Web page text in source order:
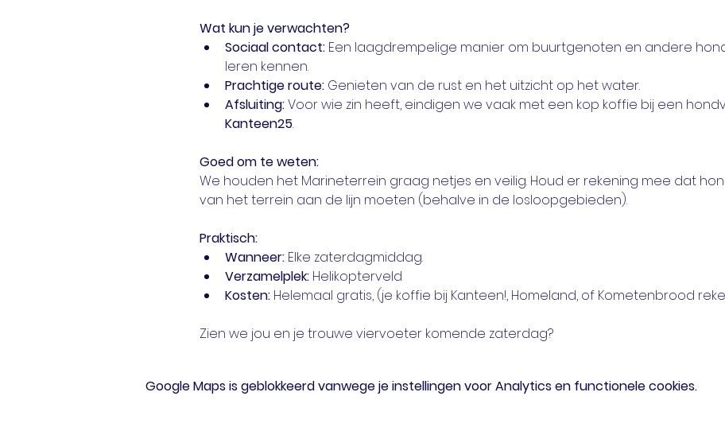
Wat kun je verwachten?
Sociaal contact: Een laagdrempelige manier om buurtgenoten en andere
leren kennen.
Prachtige route: Genieten van de rust en het uitzicht op het water.
Afsluiting: Voor wie zin heeft, eindigen we vaak met een kop koffie bij een
Kanteen25.
Goed om te weten:
We houden het Marineterrein graag netjes en veilig. Houd er rekening mee dat
van het terrein aan de lijn moeten (behalve in de losloopgebieden).
Praktisch:
Wanneer: Elke zaterdagmiddag.
Verzamelplek: Helikopterveld
Kosten: Helemaal gratis, (je koffie bij Kanteen!, Homeland, of Kometenbrood
Zien we jou en je trouwe viervoeter komende zaterdag?
Google Maps is geblokkeerd vanwege je instellingen voor Analytics en functionele cookies.